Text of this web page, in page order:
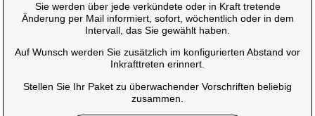
Sie werden über jede verkündete oder in Kraft tretende
Änderung per Mail informiert, sofort, wöchentlich oder in dem
Intervall, das Sie gewählt haben.
Auf Wunsch werden Sie zusätzlich im konfigurierten Abstand vor
Inkrafttreten erinnert.
Stellen Sie Ihr Paket zu überwachender Vorschriften beliebig
zusammen.